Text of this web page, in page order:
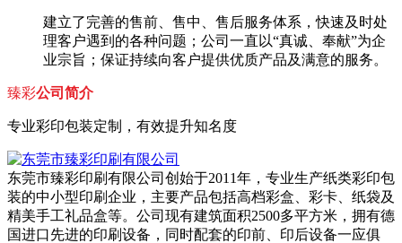
建立了完善的售前、售中、售后服务体系，快速及时处
理客户遇到的各种问题；公司一直以“真诚、奉献”为企
业宗旨；保证持续向客户提供优质产品及满意的服务。
臻彩公司简介
专业彩印包装定制，有效提升知名度
东莞市臻彩印刷有限公司创始于2011年，专业生产纸类彩印包
装的中小型印刷企业，主要产品包括高档彩盒、彩卡、纸袋及
精美手工礼品盒等。公司现有建筑面积2500多平方米，拥有德
国进口先进的印刷设备，同时配套的印前、印后设备一应俱